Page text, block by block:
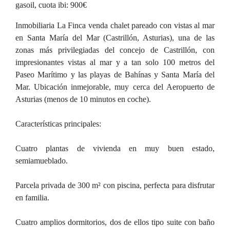
gasoil, cuota ibi: 900€
Inmobiliaria La Finca venda chalet pareado con vistas al mar
en Santa María del Mar (Castrillón, Asturias), una de las
zonas más privilegiadas del concejo de Castrillón, con
impresionantes vistas al mar y a tan solo 100 metros del
Paseo Marítimo y las playas de Bahínas y Santa María del
Mar. Ubicación inmejorable, muy cerca del Aeropuerto de
Asturias (menos de 10 minutos en coche).
Características principales:
Cuatro plantas de vivienda en muy buen estado,
semiamueblado.
Parcela privada de 300 m² con piscina, perfecta para disfrutar
en familia.
Cuatro amplios dormitorios, dos de ellos tipo suite con baño